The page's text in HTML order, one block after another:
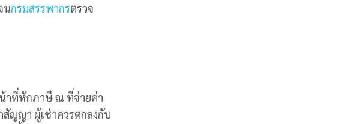
นกรมสรรพากรตรวจ
าที่หักภาษี ณ ที่จ่ายค่า
สัญญา ผู้เช่าควรตกลงกับ